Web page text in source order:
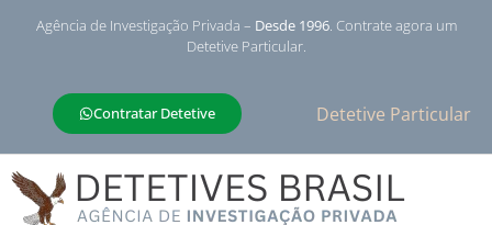
Agência de Investigação Privada – Desde 1996. Contrate agora um
Detetive Particular.
Contratar Detetive Detetive Particular